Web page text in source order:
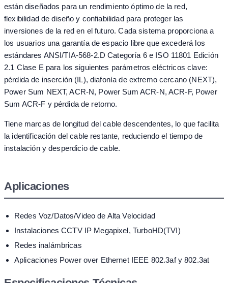
están diseñados para un rendimiento óptimo de la red,
flexibilidad de diseño y confiabilidad para proteger las
inversiones de la red en el futuro. Cada sistema proporciona a
los usuarios una garantía de espacio libre que excederá los
estándares ANSI/TIA-568-2.D Categoría 6 e ISO 11801 Edición
2.1 Clase E para los siguientes parámetros eléctricos clave:
pérdida de inserción (IL), diafonía de extremo cercano (NEXT),
Power Sum NEXT, ACR-N, Power Sum ACR-N, ACR-F, Power
Sum ACR-F y pérdida de retorno.
Tiene marcas de longitud del cable descendentes, lo que facilita
la identificación del cable restante, reduciendo el tiempo de
instalación y desperdicio de cable.
Aplicaciones
Redes Voz/Datos/Video de Alta Velocidad
Instalaciones CCTV IP Megapixel, TurboHD(TVI)
Redes inalámbricas
Aplicaciones Power over Ethernet IEEE 802.3af y 802.3at